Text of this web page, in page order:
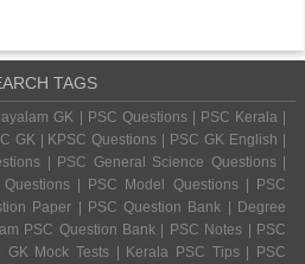
TAGS
GK | PSC Questions | PSC Kerala |
GK | KPSC Questions | PSC GK English |
| PSC General Science Questions |
| PSC Model Questions | PSC
Paper | PSC Question Bank | Degree
PSC Question Bank | PSC Notes | PSC
Mock Tests | Kerala PSC Tips | PSC